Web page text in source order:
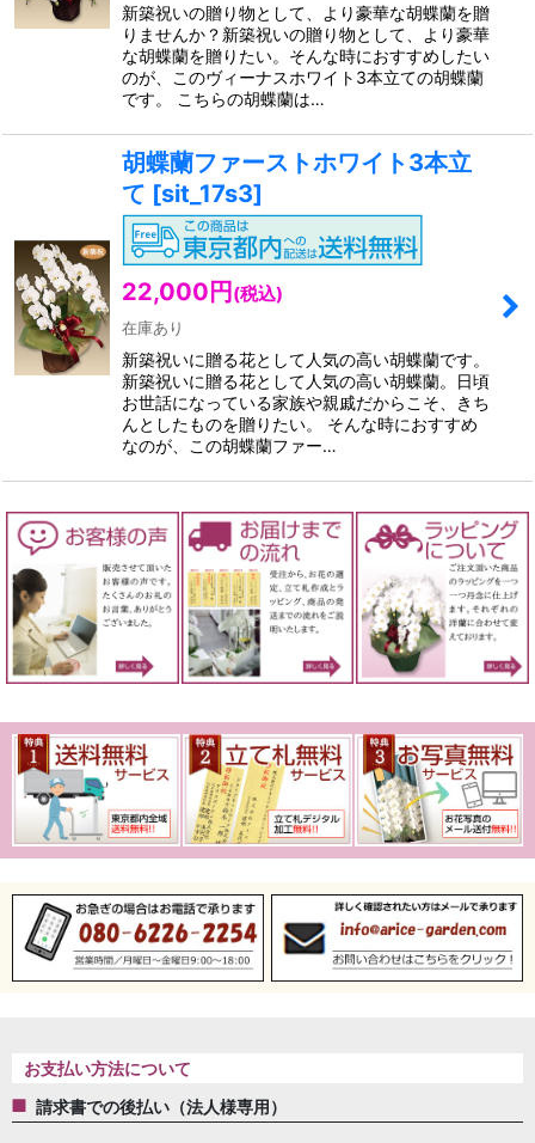
新築祝いの贈り物として、より豪華な胡蝶蘭を贈
りませんか？新築祝いの贈り物として、より豪華
な胡蝶蘭を贈りたい。そんな時におすすめしたい
のが、このヴィーナスホワイト3本立ての胡蝶蘭
です。 こちらの胡蝶蘭は…
胡蝶蘭ファーストホワイト3本立
て [sit_17s3]
22,000 円 (税込)
在庫あり
新築祝いに贈る花として人気の高い胡蝶蘭です。
新築祝いに贈る花として人気の高い胡蝶蘭。日頃
お世話になっている家族や親戚だからこそ、きち
んとしたものを贈りたい。 そんな時におすすめ
なのが、この胡蝶蘭ファー…
お支払い方法について
請求書での後払い（法人様専用）